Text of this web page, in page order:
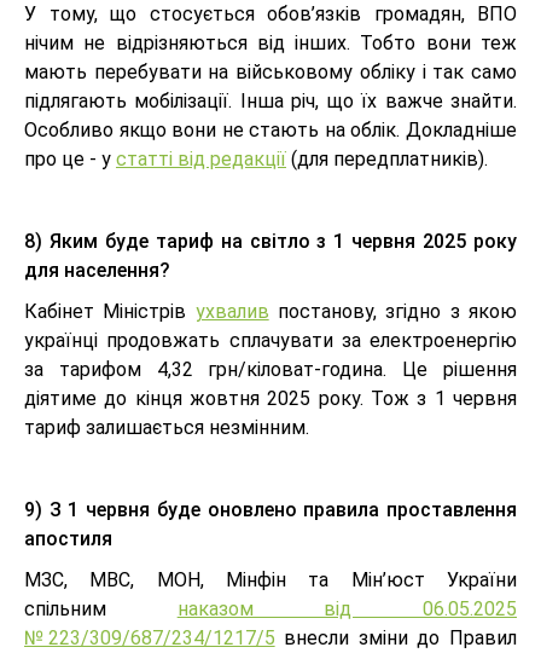
У тому, що стосується обов’язків громадян, ВПО
нічим не відрізняються від інших. Тобто вони теж
мають перебувати на військовому обліку і так само
підлягають мобілізації. Інша річ, що їх важче знайти.
Особливо якщо вони не стають на облік. Докладніше
про це - у статті від редакції (для передплатників).
8) Яким буде тариф на світло з 1 червня 2025 року
для населення?
Кабінет Міністрів ухвалив постанову, згідно з якою
українці продовжать сплачувати за електроенергію
за тарифом 4,32 грн/кіловат-година. Це рішення
діятиме до кінця жовтня 2025 року. Тож з 1 червня
тариф залишається незмінним.
9) З 1 червня буде оновлено правила проставлення
апостиля
МЗС, МВС, МОН, Мінфін та Мін’юст України
спільним наказом від 06.05.2025
№223/309/687/234/1217/5 внесли зміни до Правил